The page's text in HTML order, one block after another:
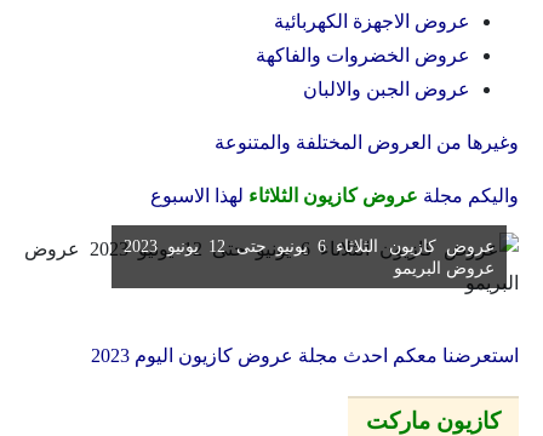
عروض الاجهزة الكهربائية
عروض الخضروات والفاكهة
عروض الجبن والالبان
وغيرها من العروض المختلفة والمتنوعة
واليكم مجلة عروض كازيون الثلاثاء لهذا الاسبوع
عروض كازيون الثلاثاء 6 يونيو حتى 12 يونيو 2023
عروض البريمو
استعرضنا معكم احدث مجلة عروض كازيون اليوم 2023
كازيون ماركت